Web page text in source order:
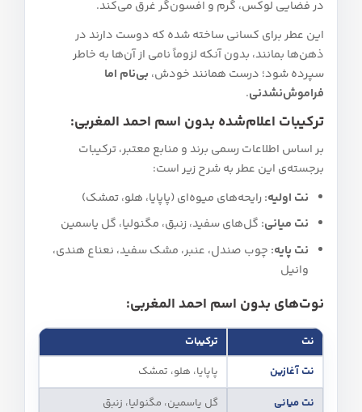
در فضایی لوکس، گرم و افسون‌گر غرق می‌کند.
این عطر برای کسانی ساخته شده که دوست دارند در
ذهن‌ها بمانند، بدون آنکه لزوماً نامی از آن‌ها به خاطر
سپرده شود؛ درست همانند خودش، بی‌نام اما
فراموش‌نشدنی.
ترکیبات اعلام‌شده بدون اسم احمد المغربی:
بر اساس اطلاعات رسمی برند و منابع معتبر، ترکیبات
برجسته‌ی این عطر به شرح زیر است:
نت اولیه:رایحه‌های میوه‌ای (پاپایا، هلو، تمشک)
نت میانی: گل‌های سفید، زنبق، مگنولیا، گل یاسمین
نت پایه: چوب صندل، عنبر، مشک سفید، نعناع هندی،
وانیل
نوت‌های بدون اسم احمد المغربی:
نت
ترکیبات
نت آغازین
پاپایا، هلو، تمشک
نت میانی
گل یاسمین، مگنولیا، زنبق